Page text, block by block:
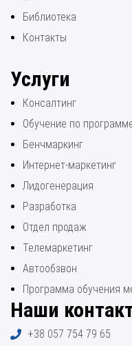
Библиотека
Контакты
Услуги
Консалтинг
Обучение по
Бенчмаркинг
Интернет-маркетинг
Лидогенерация
Разработка
Отдел продаж
Телемаркетинг
Автообзвон
Программа обучения
Наши
+38 057 754 79 65